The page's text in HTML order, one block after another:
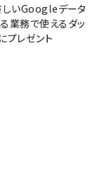
しいGoogleデータ
業務で使えるダッ
プレゼント